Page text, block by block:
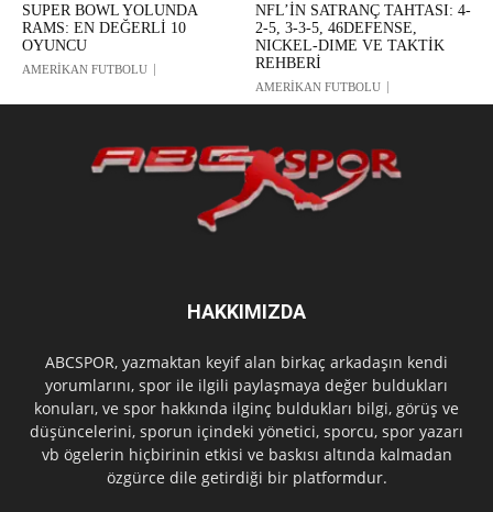
SUPER BOWL YOLUNDA
RAMS: EN DEĞERLİ 10
OYUNCU
AMERİKAN FUTBOLU
NFL’İN SATRANÇ TAHTASI: 4-
2-5, 3-3-5, 46DEFENSE,
NICKEL-DIME VE TAKTİK
REHBERİ
AMERİKAN FUTBOLU
HAKKIMIZDA
ABCSPOR, yazmaktan keyif alan birkaç arkadaşın kendi
yorumlarını, spor ile ilgili paylaşmaya değer buldukları
konuları, ve spor hakkında ilginç buldukları bilgi, görüş ve
düşüncelerini, sporun içindeki yönetici, sporcu, spor yazarı
vb ögelerin hiçbirinin etkisi ve baskısı altında kalmadan
özgürce dile getirdiği bir platformdur.